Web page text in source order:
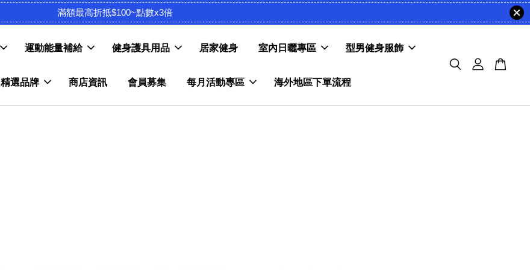
滿額最高折抵$100~點數x3倍
運動能量補給 健身護具用品 居家健身 室內日曬專區 型男健身服飾
精選品牌 商店資訊 會員募集 每月活動專區 海外地區下單流程